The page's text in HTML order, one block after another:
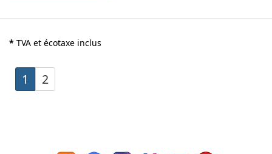
* TVA et écotaxe inclus
1 2